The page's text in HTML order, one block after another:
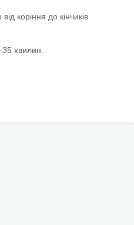
коріння до кінчиків
хвилин.